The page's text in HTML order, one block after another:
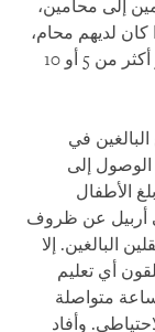
إلى محامين،
كان لديهم محام،
وأن جلسات الاستماع والمحاكمات لم تستمر أكثر من 5 أو 10
في
إلى
الأطفال
أربيل عن ظروف
البالغين. إلا
أي تعليم
في غرفهم لفترات قد تصل إلى 48 ساعة متواصلة
وأفاد